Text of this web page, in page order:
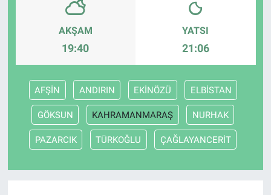
AKŞAM
19:40
YATSI
21:06
AFŞİN ANDIRIN EKİNÖZÜ ELBİSTAN
GÖKSUN KAHRAMANMARAŞ NURHAK
PAZARCIK TÜRKOĞLU ÇAĞLAYANCERİT